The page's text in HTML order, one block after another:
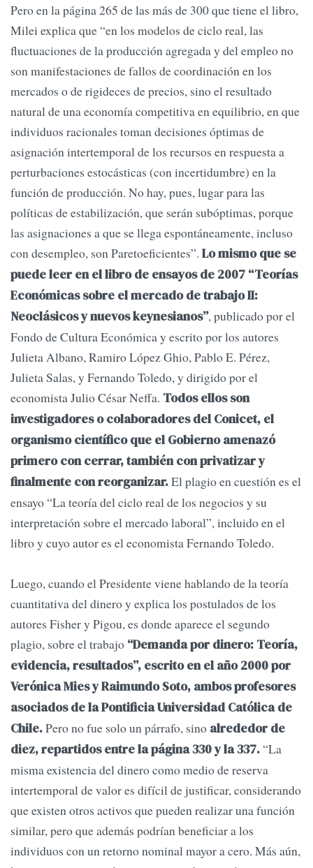
Pero en la página 265 de las más de 300 que tiene el libro,
Milei explica que “en los modelos de ciclo real, las
fluctuaciones de la producción agregada y del empleo no
son manifestaciones de fallos de coordinación en los
mercados o de rigideces de precios, sino el resultado
natural de una economía competitiva en equilibrio, en que
individuos racionales toman decisiones óptimas de
asignación intertemporal de los recursos en respuesta a
perturbaciones estocásticas (con incertidumbre) en la
función de producción. No hay, pues, lugar para las
políticas de estabilización, que serán subóptimas, porque
las asignaciones a que se llega espontáneamente, incluso
con desempleo, son Paretoeficientes”. Lo mismo que se
puede leer en el libro de ensayos de 2007 “Teorías
Económicas sobre el mercado de trabajo II:
Neoclásicos y nuevos keynesianos”, publicado por el
Fondo de Cultura Económica y escrito por los autores
Julieta Albano, Ramiro López Ghio, Pablo E. Pérez,
Julieta Salas, y Fernando Toledo, y dirigido por el
economista Julio César Neffa. Todos ellos son
investigadores o colaboradores del Conicet, el
organismo científico que el Gobierno amenazó
primero con cerrar, también con privatizar y
finalmente con reorganizar.El plagio en cuestión es el
ensayo “La teoría del ciclo real de los negocios y su
interpretación sobre el mercado laboral”, incluido en el
libro y cuyo autor es el economista Fernando Toledo.
Luego, cuando el Presidente viene hablando de la teoría
cuantitativa del dinero y explica los postulados de los
autores Fisher y Pigou, es donde aparece el segundo
plagio, sobre el trabajo “Demanda por dinero: Teoría,
evidencia, resultados”, escrito en el año 2000 por
Verónica Mies y Raimundo Soto, ambos profesores
asociados de la Pontificia Universidad Católica de
Chile.Pero no fue solo un párrafo, sino alrededor de
diez, repartidos entre la página 330 y la 337.“La
misma existencia del dinero como medio de reserva
intertemporal de valor es difícil de justificar, considerando
que existen otros activos que pueden realizar una función
similar, pero que además podrían beneficiar a los
individuos con un retorno nominal mayor a cero. Más aún,